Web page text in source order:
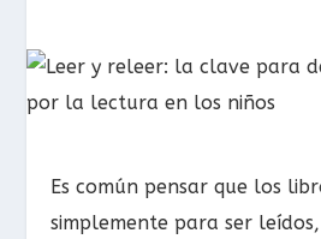
Es común pensar que los
simplemente para ser